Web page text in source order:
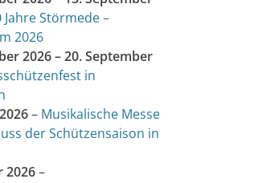
Jahre Störmede –
2026
2026–20. September
in
– Musikalische Messe
der Schützensaison in
2026–